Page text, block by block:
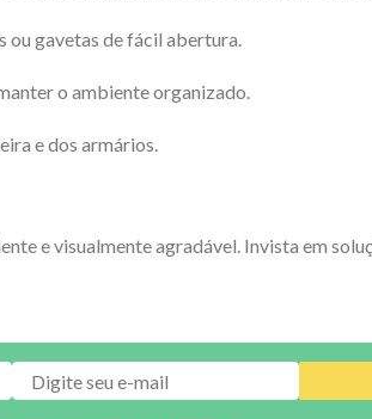
ou gavetas de fácil abertura.
o ambiente organizado.
e dos armários.
e visualmente agradável. Invista em